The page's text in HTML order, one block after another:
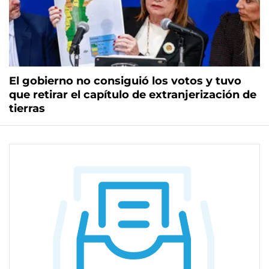
El gobierno no consiguió los votos y tuvo
que retirar el capítulo de extranjerización de
tierras